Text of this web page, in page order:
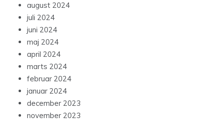
august 2024
juli 2024
juni 2024
maj 2024
april 2024
marts 2024
februar 2024
januar 2024
december 2023
november 2023